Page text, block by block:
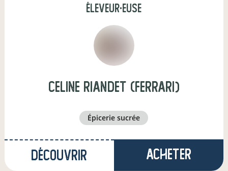
éleveur·euse
celine riandet (Ferrari)
épicerie sucrée
Découvrir Acheter